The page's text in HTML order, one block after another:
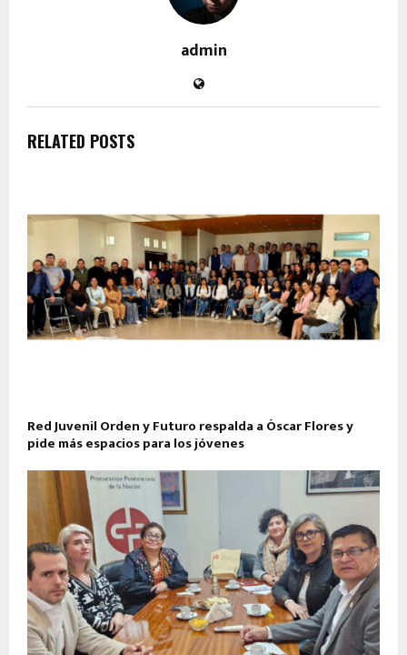
admin
RELATED POSTS
Red Juvenil Orden y Futuro respalda a Óscar Flores y
pide más espacios para los jóvenes